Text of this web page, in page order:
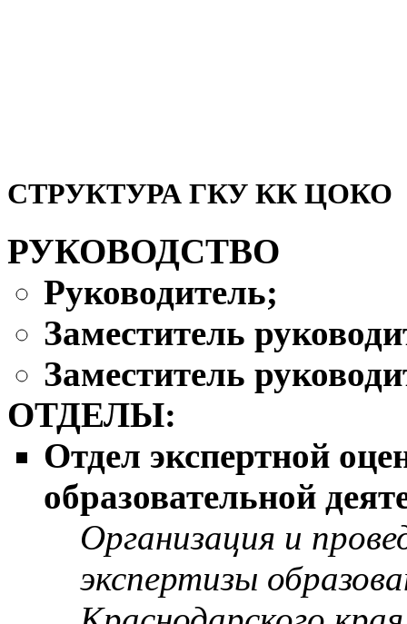
СТРУКТУРА ГКУ КК ЦОКО
РУКОВОДСТВО
Руководитель;
Заместитель
Заместитель
ОТДЕЛЫ:
Отдел экспертной
образовательной
Организация и
экспертизы